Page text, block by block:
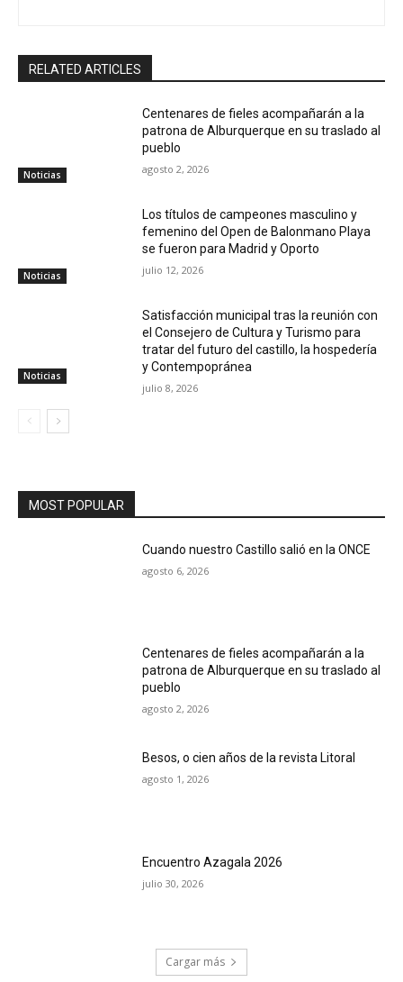
RELATED ARTICLES
Noticias
Centenares de fieles acompañarán a la
patrona de Alburquerque en su traslado al
pueblo
agosto 2, 2026
Noticias
Los títulos de campeones masculino y
femenino del Open de Balonmano Playa
se fueron para Madrid y Oporto
julio 12, 2026
Noticias
Satisfacción municipal tras la reunión con
el Consejero de Cultura y Turismo para
tratar del futuro del castillo, la hospedería
y Contempopránea
julio 8, 2026
MOST POPULAR
Cuando nuestro Castillo salió en la ONCE
agosto 6, 2026
Centenares de fieles acompañarán a la
patrona de Alburquerque en su traslado al
pueblo
agosto 2, 2026
Besos, o cien años de la revista Litoral
agosto 1, 2026
Encuentro Azagala 2026
julio 30, 2026
Cargar más